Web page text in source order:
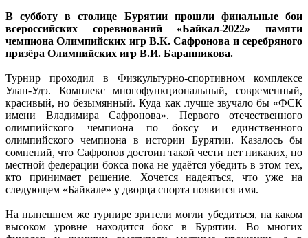
В субботу в столице Бурятии прошли финальные бои
всероссийских соревнований «Байкал-2022» памяти
чемпиона Олимпийских игр В.К. Сафронова и серебряного
призёра Олимпийских игр В.И. Баранникова.
Турнир проходил в Физкультурно-спортивном комплексе
Улан-Удэ. Комплекс многофункциональный, современный,
красивый, но безымянный. Куда как лучше звучало бы «ФСК
имени Владимира Сафронова». Первого отечественного
олимпийского чемпиона по боксу и единственного
олимпийского чемпиона в истории Бурятии. Казалось бы
сомнений, что Сафронов достоин такой чести нет никаких, но
местной федерации бокса пока не удаётся убедить в этом тех,
кто принимает решение. Хочется надеяться, что уже на
следующем «Байкале» у дворца спорта появится имя.
На нынешнем же турнире зрители могли убедиться, на каком
высоком уровне находится бокс в Бурятии. Во многих